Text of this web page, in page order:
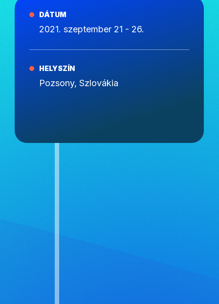
DÁTUM
2021. szeptember 21 - 26.
HELYSZÍN
Pozsony, Szlovákia